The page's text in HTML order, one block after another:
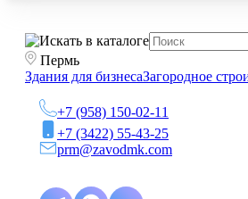
Пермь
Здания для бизнесаЗагородное
+7 (958) 150-02-11
+7 (3422) 55-43-25
prm@zavodmk.com